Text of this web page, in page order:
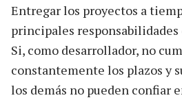
Entregar los proyectos a
principales
Si, como desarrollador, no
constantemente los plazos y
los demás no pueden confiar